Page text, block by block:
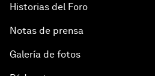
Historias del Foro
Notas de prensa
Galería de fotos